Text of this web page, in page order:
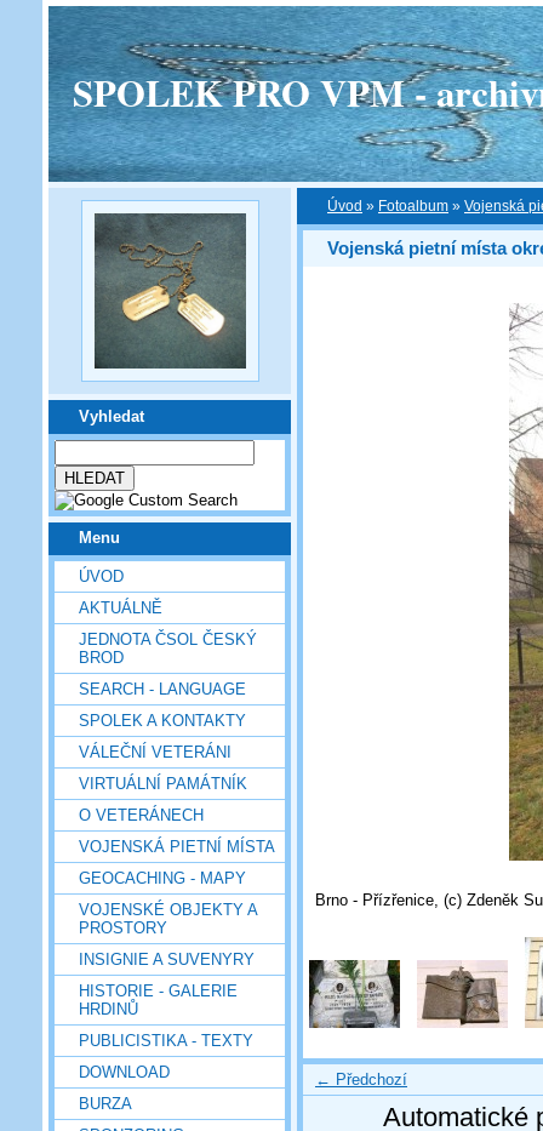
SPOLEK PRO VPM -
Vyhledat
Menu
ÚVOD
AKTUÁLNĚ
JEDNOTA ČSOL ČESKÝ
BROD
SEARCH - LANGUAGE
SPOLEK A KONTAKTY
VÁLEČNÍ VETERÁNI
VIRTUÁLNÍ PAMÁTNÍK
O VETERÁNECH
VOJENSKÁ PIETNÍ MÍSTA
GEOCACHING - MAPY
VOJENSKÉ OBJEKTY A
PROSTORY
INSIGNIE A SUVENYRY
HISTORIE - GALERIE
HRDINŮ
PUBLICISTIKA - TEXTY
DOWNLOAD
BURZA
Úvod » Fotoalbum » Vojenská
Vojenská pietní místa
Brno - Přízřenice, (c) Zdeněk
← Předchozí
Automatické